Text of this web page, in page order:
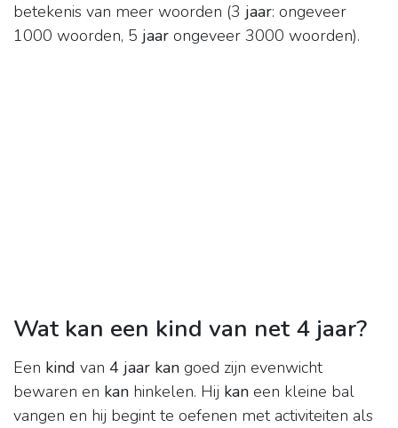
betekenis van meer woorden (3 jaar: ongeveer
1000 woorden, 5 jaar ongeveer 3000 woorden).
Wat kan een kind van net 4 jaar?
Een kind van 4 jaar kan goed zijn evenwicht
bewaren en kan hinkelen. Hij kan een kleine bal
vangen en hij begint te oefenen met activiteiten als